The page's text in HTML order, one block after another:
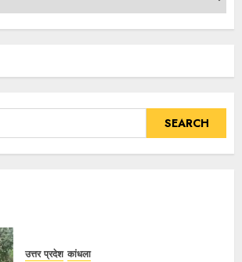
उत्तर प्रदेश कांधला